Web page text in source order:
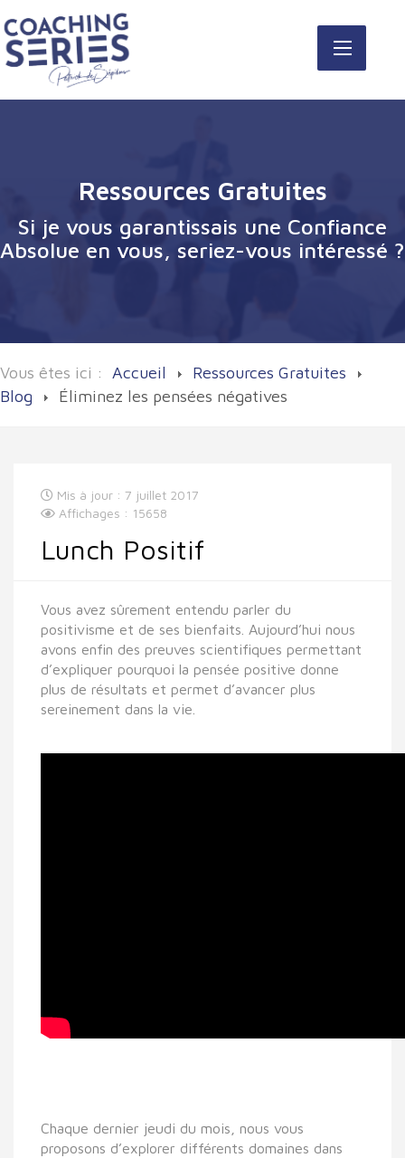
Ressources Gratuites
Si je vous garantissais une Confiance
Absolue en vous, seriez-vous intéressé ?
Vous êtes ici : Accueil
Ressources Gratuites
Blog
Éliminez les pensées négatives
Mis à jour : 7 juillet 2017
Affichages : 15658
Lunch Positif
Vous avez sûrement entendu parler du
positivisme et de ses bienfaits. Aujourd’hui nous
avons enfin des preuves scientifiques permettant
d’expliquer pourquoi la pensée positive donne
plus de résultats et permet d’avancer plus
sereinement dans la vie.
Chaque dernier jeudi du mois, nous vous
proposons d’explorer différents domaines dans